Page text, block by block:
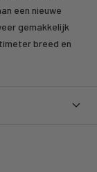
een nieuwe
gemakkelijk
breed en